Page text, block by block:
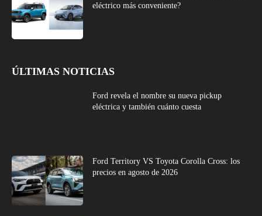
eléctrico más conveniente?
ÚLTIMAS NOTICIAS
Ford revela el nombre su nueva pickup
eléctrica y también cuánto cuesta
Ford Territory VS Toyota Corolla Cross: los
precios en agosto de 2026